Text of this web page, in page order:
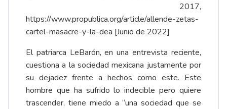
2017,
https://www.propublica.org/article/allende-zetas-
cartel-masacre-y-la-dea [Junio de 2022]
El patriarca LeBarón, en una entrevista reciente,
cuestiona a la sociedad mexicana justamente por
su dejadez frente a hechos como este. Este
hombre que ha sufrido lo indecible pero quiere
trascender, tiene miedo a “una sociedad que se